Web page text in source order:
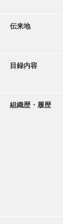
荒瀬家
阿武家文
阿武家
阿武家
阿武孝太
伝来地
目録内容
組織歴・履歴